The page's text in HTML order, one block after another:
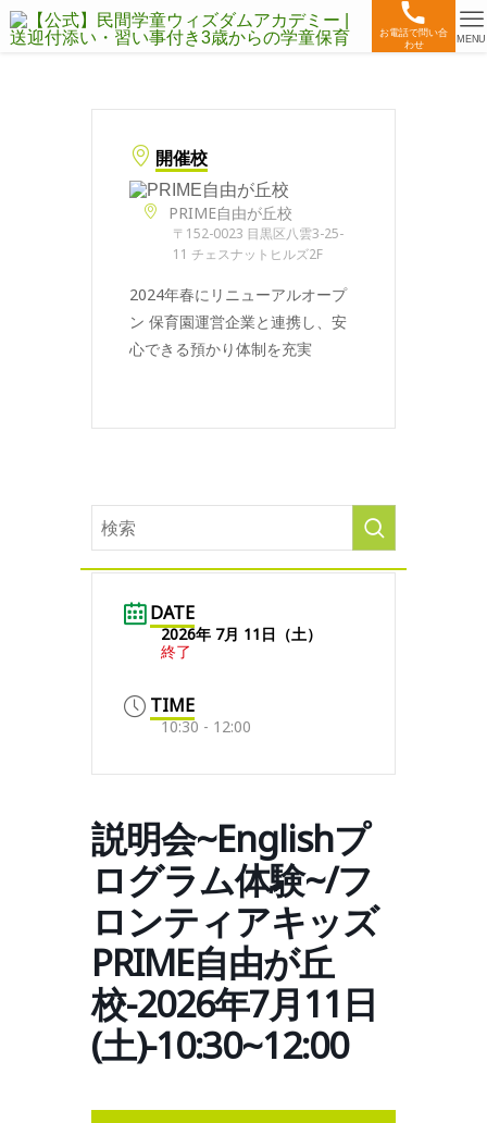
お電話で問い合
わせ
MENU
開催校
PRIME自由が丘校
〒152-0023 目黒区八雲3-25-
11 チェスナットヒルズ2F
2024年春にリニューアルオープ
ン 保育園運営企業と連携し、安
心できる預かり体制を充実
DATE
2026年 7月 11日（土）
終了
TIME
10:30 - 12:00
説明会~Englishプ
ログラム体験~/フ
ロンティアキッズ
PRIME自由が丘
校-2026年7月11日
(土)-10:30~12:00